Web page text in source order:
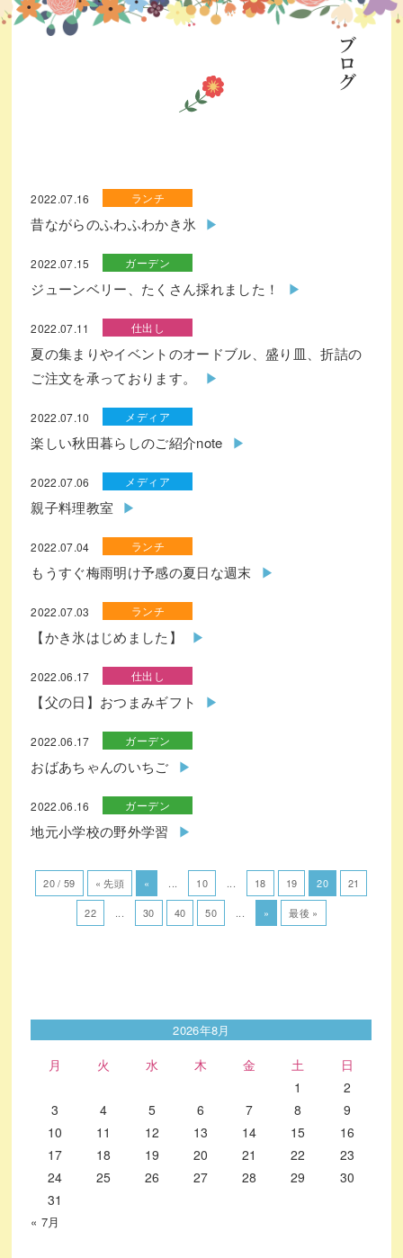
ブログ
2022.07.16 ランチ
昔ながらのふわふわかき氷
2022.07.15 ガーデン
ジューンベリー、たくさん採れました！
2022.07.11 仕出し
夏の集まりやイベントのオードブル、盛り皿、折詰の
ご注文を承っております。
2022.07.10 メディア
楽しい秋田暮らしのご紹介note
2022.07.06 メディア
親子料理教室
2022.07.04 ランチ
もうすぐ梅雨明け予感の夏日な週末
2022.07.03 ランチ
【かき氷はじめました】
2022.06.17 仕出し
【父の日】おつまみギフト
2022.06.17 ガーデン
おばあちゃんのいちご
2022.06.16 ガーデン
地元小学校の野外学習
20 / 59 « 先頭 « 10 18 19 20 21
22 30 40 50 » 最後 »
2026年8月
月 火 水 木 金 土
日
1
2
3
4 5 6 7 8
9
10
11 12 13 14 15
16
17
18 19 20 21 22
23
24
25 26 27 28 29
30
31
« 7月